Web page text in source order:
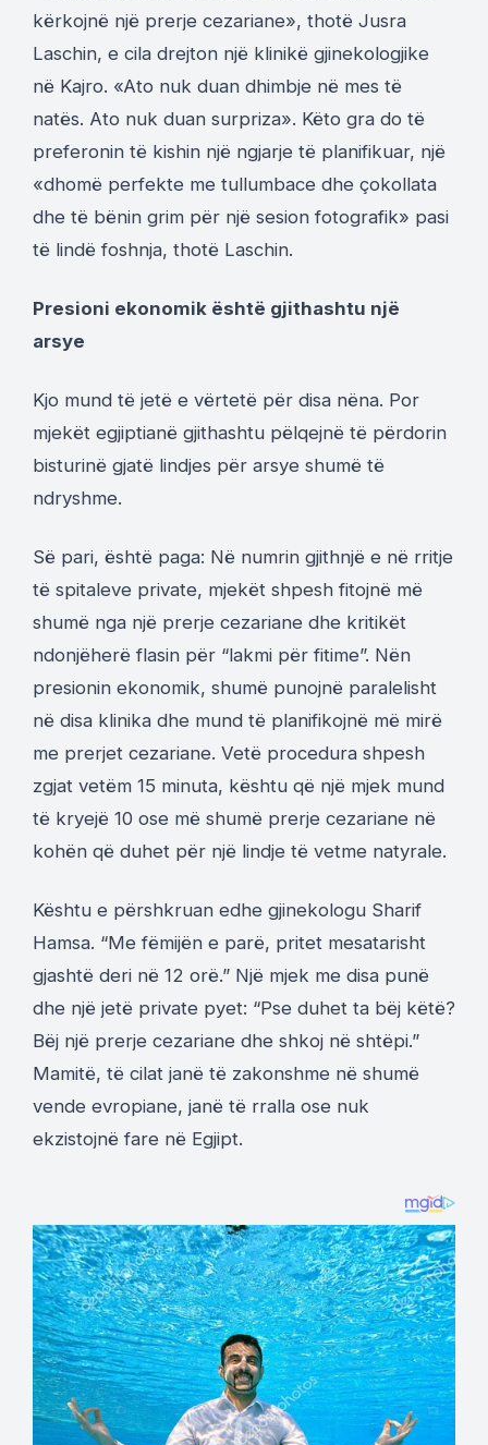
kërkojnë një prerje cezariane», thotë Jusra
Laschin, e cila drejton një klinikë gjinekologjike
në Kajro. «Ato nuk duan dhimbje në mes të
natës. Ato nuk duan surpriza». Këto gra do të
preferonin të kishin një ngjarje të planifikuar, një
«dhomë perfekte me tullumbace dhe çokollata
dhe të bënin grim për një sesion fotografik» pasi
të lindë foshnja, thotë Laschin.
Presioni ekonomik është gjithashtu një
arsye
Kjo mund të jetë e vërtetë për disa nëna. Por
mjekët egjiptianë gjithashtu pëlqejnë të përdorin
bisturinë gjatë lindjes për arsye shumë të
ndryshme.
Së pari, është paga: Në numrin gjithnjë e në rritje
të spitaleve private, mjekët shpesh fitojnë më
shumë nga një prerje cezariane dhe kritikët
ndonjëherë flasin për “lakmi për fitime”. Nën
presionin ekonomik, shumë punojnë paralelisht
në disa klinika dhe mund të planifikojnë më mirë
me prerjet cezariane. Vetë procedura shpesh
zgjat vetëm 15 minuta, kështu që një mjek mund
të kryejë 10 ose më shumë prerje cezariane në
kohën që duhet për një lindje të vetme natyrale.
Kështu e përshkruan edhe gjinekologu Sharif
Hamsa. “Me fëmijën e parë, pritet mesatarisht
gjashtë deri në 12 orë.” Një mjek me disa punë
dhe një jetë private pyet: “Pse duhet ta bëj këtë?
Bëj një prerje cezariane dhe shkoj në shtëpi.”
Mamitë, të cilat janë të zakonshme në shumë
vende evropiane, janë të rralla ose nuk
ekzistojnë fare në Egjipt.